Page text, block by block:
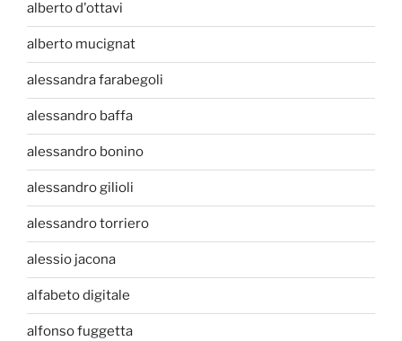
alberto d'ottavi
alberto mucignat
alessandra farabegoli
alessandro baffa
alessandro bonino
alessandro gilioli
alessandro torriero
alessio jacona
alfabeto digitale
alfonso fuggetta